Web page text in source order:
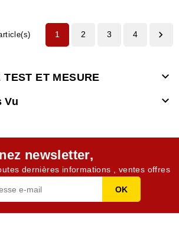
1 2 3 4 
ET MESURE 
Vu 
newsletter,
dernières informations , ventes offres